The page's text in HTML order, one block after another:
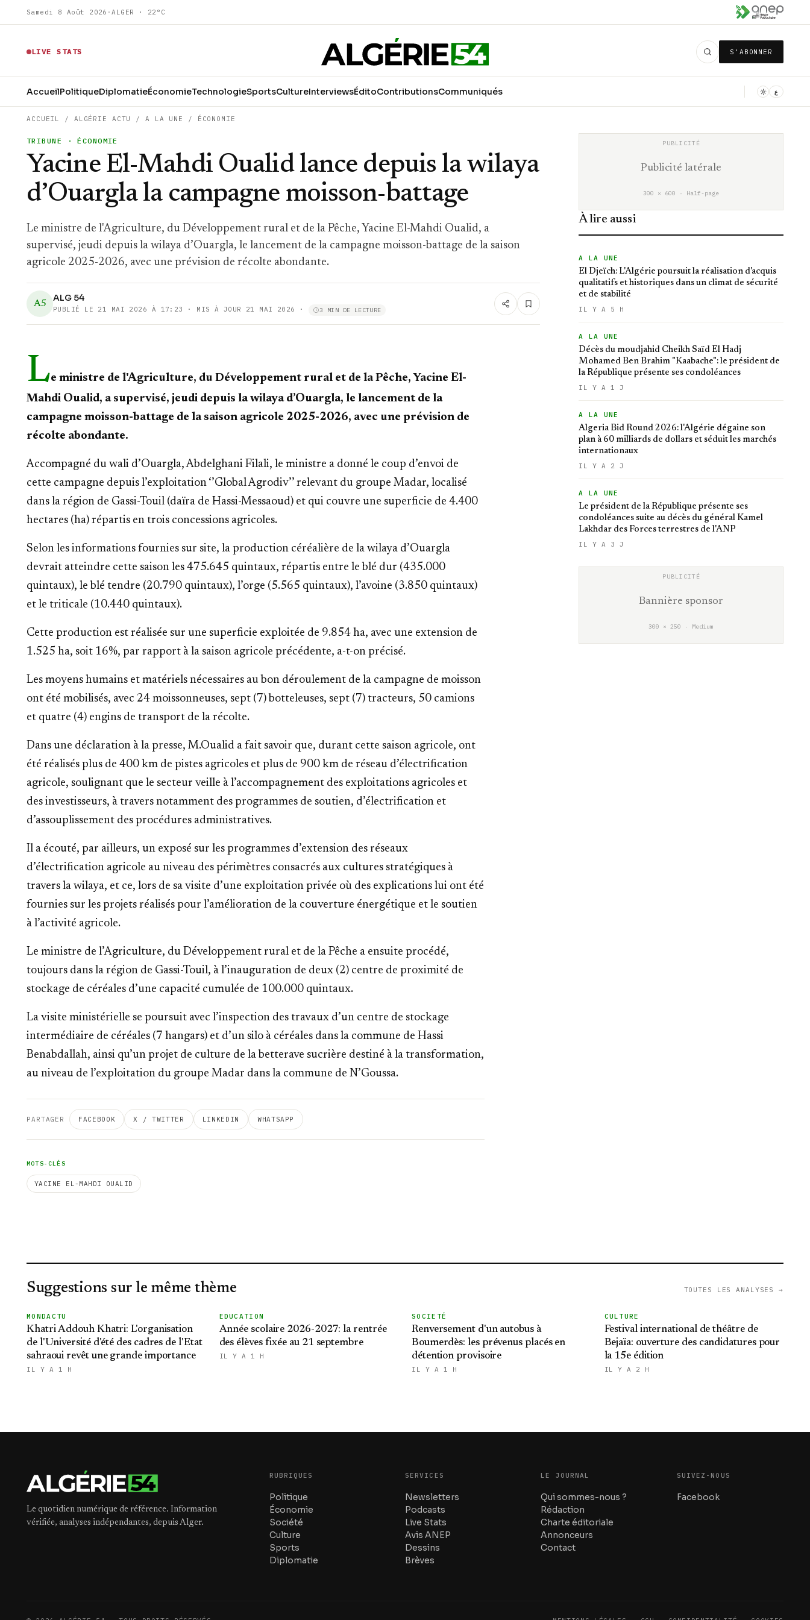
Samedi 8 Août 2026 ·ALGER · 22°C
LIVE STATS S'ABONNER
AccueilPolitiqueDiplomatieÉconomieTechnologieSportsCultureInterviewsÉditoContributionsCommuniqués ع
ACCUEIL / ALGÉRIE ACTU /A LA UNE / ÉCONOMIE
TRIBUNE · ÉCONOMIE
Yacine El-Mahdi Oualid lance depuis la wilaya
d’Ouargla la campagne moisson-battage
Le ministre de l'Agriculture, du Développement rural et de la Pêche, Yacine El-Mahdi Oualid, a
supervisé, jeudi depuis la wilaya d’Ouargla, le lancement de la campagne moisson-battage de la saison
agricole 2025-2026, avec une prévision de récolte abondante.
A5
ALG 54
PUBLIÉ LE 21 MAI 2026 À 17:23 · MIS À JOUR 21 MAI 2026 · 3 MIN DE LECTURE
Le ministre de l'Agriculture, du Développement rural et de la Pêche, Yacine El-
Mahdi Oualid, a supervisé, jeudi depuis la wilaya d’Ouargla, le lancement de la
campagne moisson-battage de la saison agricole 2025-2026, avec une prévision de
récolte abondante.
Accompagné du wali d’Ouargla, Abdelghani Filali, le ministre a donné le coup d’envoi de
cette campagne depuis l’exploitation ‘’Global Agrodiv’’ relevant du groupe Madar, localisé
dans la région de Gassi-Touil (daïra de Hassi-Messaoud) et qui couvre une superficie de 4.400
hectares (ha) répartis en trois concessions agricoles.
Selon les informations fournies sur site, la production céréalière de la wilaya d’Ouargla
devrait atteindre cette saison les 475.645 quintaux, répartis entre le blé dur (435.000
quintaux), le blé tendre (20.790 quintaux), l’orge (5.565 quintaux), l’avoine (3.850 quintaux)
et le triticale (10.440 quintaux).
Cette production est réalisée sur une superficie exploitée de 9.854 ha, avec une extension de
1.525 ha, soit 16%, par rapport à la saison agricole précédente, a-t-on précisé.
Les moyens humains et matériels nécessaires au bon déroulement de la campagne de moisson
ont été mobilisés, avec 24 moissonneuses, sept (7) botteleuses, sept (7) tracteurs, 50 camions
et quatre (4) engins de transport de la récolte.
Dans une déclaration à la presse, M.Oualid a fait savoir que, durant cette saison agricole, ont
été réalisés plus de 400 km de pistes agricoles et plus de 900 km de réseau d’électrification
agricole, soulignant que le secteur veille à l’accompagnement des exploitations agricoles et
des investisseurs, à travers notamment des programmes de soutien, d’électrification et
d’assouplissement des procédures administratives.
Il a écouté, par ailleurs, un exposé sur les programmes d’extension des réseaux
d’électrification agricole au niveau des périmètres consacrés aux cultures stratégiques à
travers la wilaya, et ce, lors de sa visite d’une exploitation privée où des explications lui ont été
fournies sur les projets réalisés pour l’amélioration de la couverture énergétique et le soutien
à l’activité agricole.
Le ministre de l’Agriculture, du Développement rural et de la Pêche a ensuite procédé,
toujours dans la région de Gassi-Touil, à l’inauguration de deux (2) centre de proximité de
stockage de céréales d’une capacité cumulée de 100.000 quintaux.
La visite ministérielle se poursuit avec l’inspection des travaux d’un centre de stockage
intermédiaire de céréales (7 hangars) et d’un silo à céréales dans la commune de Hassi
Benabdallah, ainsi qu’un projet de culture de la betterave sucrière destiné à la transformation,
au niveau de l’exploitation du groupe Madar dans la commune de N’Goussa.
PARTAGER FACEBOOK X / TWITTER LINKEDIN WHATSAPP
MOTS-CLÉS
YACINE EL-MAHDI OUALID
Publicité latérale
300 × 600 · Half-page
À lire aussi
A LA UNE
El Djeïch: L'Algérie poursuit la réalisation d'acquis
qualitatifs et historiques dans un climat de sécurité
et de stabilité
IL Y A 5 H
A LA UNE
Décès du moudjahid Cheikh Saïd El Hadj
Mohamed Ben Brahim "Kaabache": le président de
la République présente ses condoléances
IL Y A 1 J
A LA UNE
Algeria Bid Round 2026: l'Algérie dégaine son
plan à 60 milliards de dollars et séduit les marchés
internationaux
IL Y A 2 J
A LA UNE
Le président de la République présente ses
condoléances suite au décès du général Kamel
Lakhdar des Forces terrestres de l'ANP
IL Y A 3 J
Bannière sponsor
300 × 250 · Medium
Suggestions sur le même thème TOUTES LES ANALYSES →
MONDACTU
Khatri Addouh Khatri: L'organisation
de l'Université d'été des cadres de l'Etat
sahraoui revêt une grande importance
IL Y A 1 H
EDUCATION
Année scolaire 2026-2027: la rentrée
des élèves fixée au 21 septembre
IL Y A 1 H
SOCIETÉ
Renversement d'un autobus à
Boumerdès: les prévenus placés en
détention provisoire
IL Y A 1 H
CULTURE
Festival international de théâtre de
Bejaïa: ouverture des candidatures pour
la 15e édition
IL Y A 2 H
Le quotidien numérique de référence. Information
vérifiée, analyses indépendantes, depuis Alger.
RUBRIQUES
Politique
Économie
Société
Culture
Sports
Diplomatie
SERVICES
Newsletters
Podcasts
Live Stats
Avis ANEP
Dessins
Brèves
LE JOURNAL
Qui sommes-nous ?
Rédaction
Charte éditoriale
Annonceurs
Contact
SUIVEZ-NOUS
Facebook